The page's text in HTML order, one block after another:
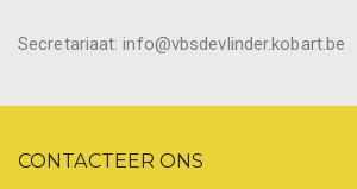
Secretariaat: info@vbsdevlinder.kobart.be
CONTACTEER ONS